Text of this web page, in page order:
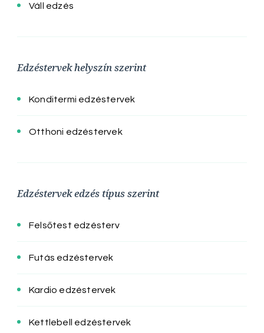
Váll edzés
Edzéstervek helyszín szerint
Konditermi edzéstervek
Otthoni edzéstervek
Edzéstervek edzés típus szerint
Felsőtest edzésterv
Futás edzéstervek
Kardio edzéstervek
Kettlebell edzéstervek